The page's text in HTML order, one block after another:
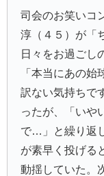
司会のお笑いコ
淳（４５）が「
日々をお過ごし
「本当にあの
訳ない気持ちで
ったが、「いや
で…」と繰り返
が素早く投げる
動揺していた。